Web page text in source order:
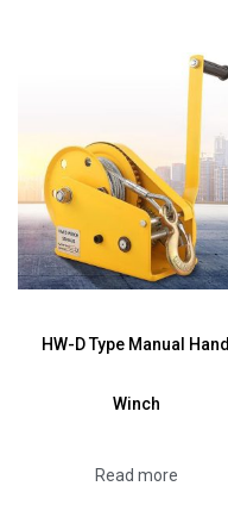
HW-D Type Manual Hand
Winch
Read more